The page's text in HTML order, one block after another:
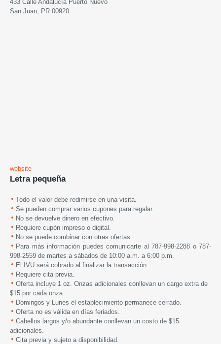
433 Calle Andalucía Puerto Nuevo
San Juan, PR 00920
website
Letra pequeña
Todo el valor debe redimirse en una visita.
Se pueden comprar varios cupones para regalar.
No se devuelve dinero en efectivo.
Requiere cupón impreso o digital.
No se puede combinar con otras ofertas.
Para más información puedes comunicarte al 787-998-2288 o 787-
998-2559 de martes a sábados de 10:00 a.m. a 6:00 p.m.
El IVU será cobrado al finalizar la transacción.
Requiere cita previa.
Oferta incluye 1 oz. Onzas adicionales conllevan un cargo extra de
$15 por cada onza.
Domingos y Lunes el establecimiento permanece cerrado.
Oferta no es válida en días feriados.
Cabellos largos y/o abundante conllevan un costo de $15
adicionales.
Cita previa y sujeto a disponibilidad.